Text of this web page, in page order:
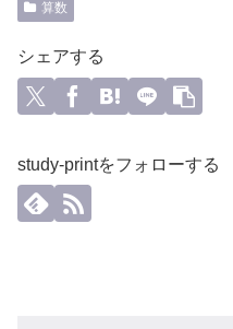
算数
シェアする
study-printをフォローする